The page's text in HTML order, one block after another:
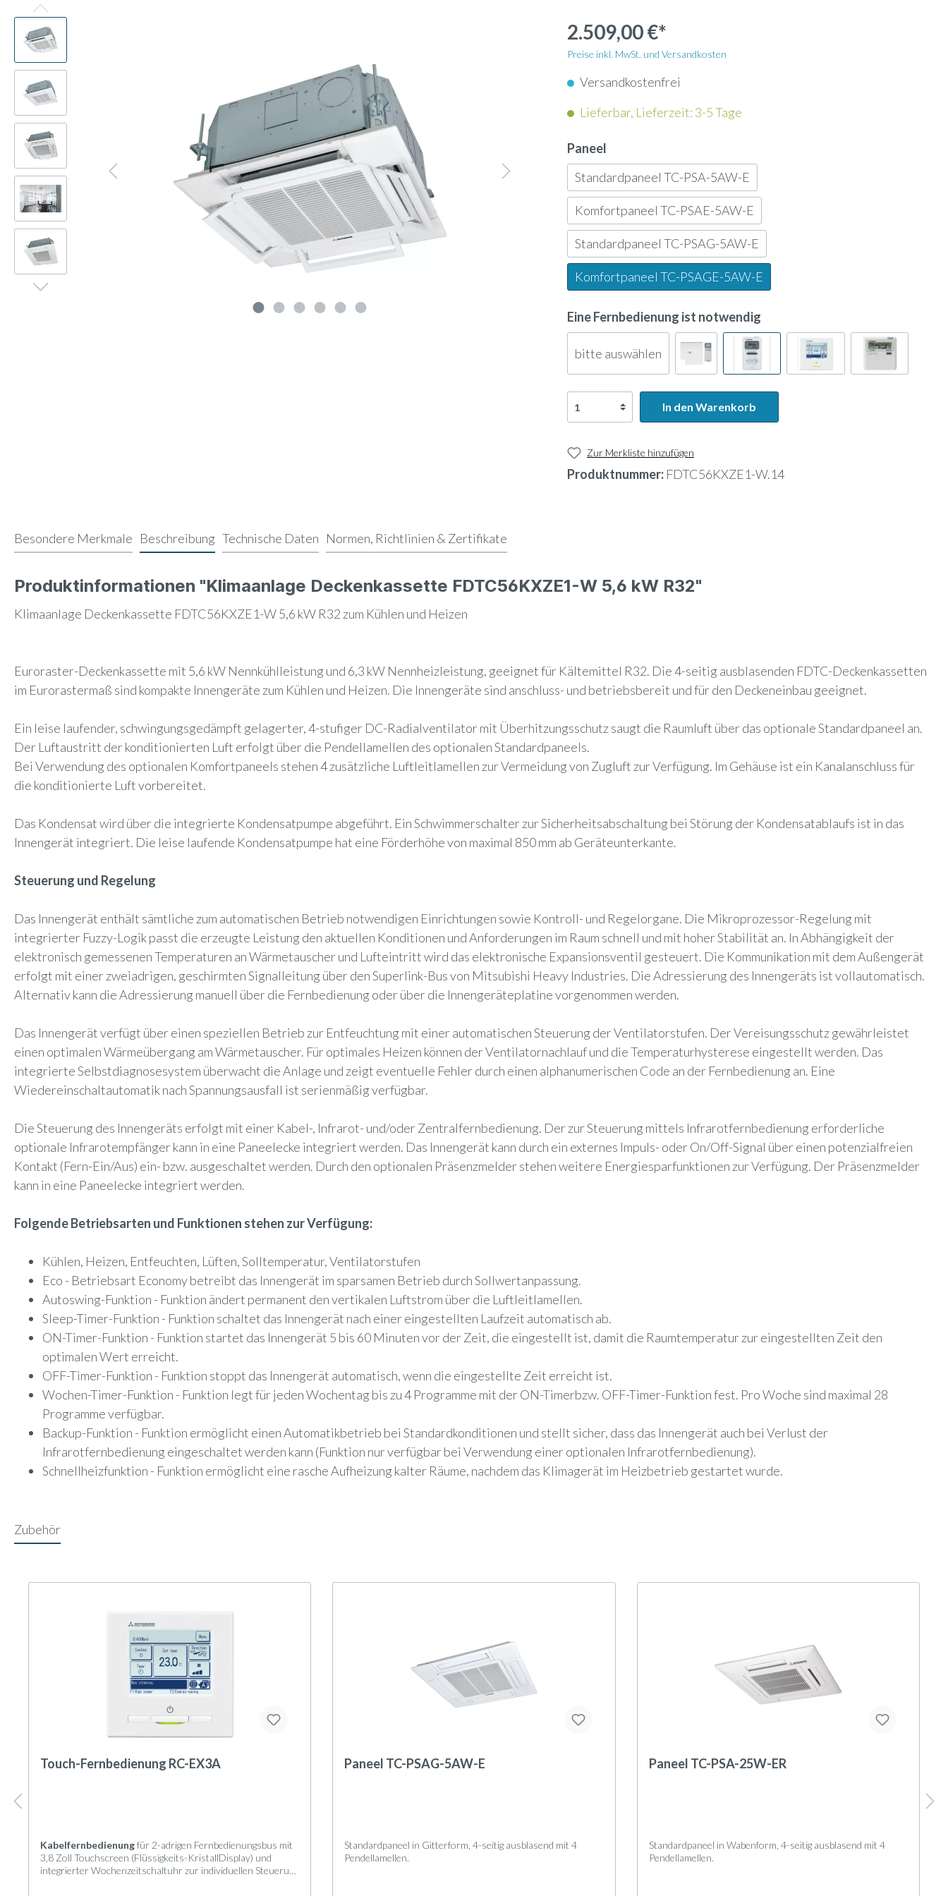
Kanalgeräte
Truhengeräte
Truheneinbaugeräte
Türluftschleier
Tower-Geräte
Wärmetauscher Anschlussmodule
Präsenzmelder
WLAN-Adapter Dampflanze
Frostschutzventil CompTrol Ultraschallbefeuchter
Schlammabscheider Ferritkern
Adapter-Verbinder-Set CO2-Sensor 3-Wege-Ventil Kanalfeuchtefühler
Transformator Modbus-Gateway Umkehrosmose-Drucktank Widerstandsdampfbefeuchter
2.509,00 €*
Preise inkl. MwSt. und Versandkosten
Versandkostenfrei
Lieferbar, Lieferzeit: 3-5 Tage
Paneel
Standardpaneel TC-PSA-5AW-E
Komfortpaneel TC-PSAE-5AW-E
Standardpaneel TC-PSAG-5AW-E
Komfortpaneel TC-PSAGE-5AW-E
Eine Fernbedienung ist notwendig
bitte auswählen
In den Warenkorb
Zur Merkliste hinzufügen
Produktnummer: FDTC56KXZE1-W.14
Besondere Merkmale Beschreibung Technische Daten Normen, Richtlinien & Zertifikate
Produktinformationen "Klimaanlage Deckenkassette FDTC56KXZE1-W 5,6 kW R32"
Klimaanlage Deckenkassette FDTC56KXZE1-W 5,6 kW R32 zum Kühlen und Heizen
Euroraster-Deckenkassette mit 5,6 kW Nennkühlleistung und 6,3 kW Nennheizleistung, geeignet für Kältemittel R32. Die 4-seitig ausblasenden FDTC-Deckenkassetten
im Eurorastermaß sind kompakte Innengeräte zum Kühlen und Heizen. Die Innengeräte sind anschluss- und betriebsbereit und für den Deckeneinbau geeignet.
Ein leise laufender, schwingungsgedämpft gelagerter, 4-stufiger DC-Radialventilator mit Überhitzungsschutz saugt die Raumluft über das optionale Standardpaneel an.
Der Luftaustritt der konditionierten Luft erfolgt über die Pendellamellen des optionalen Standardpaneels.
Bei Verwendung des optionalen Komfortpaneels stehen 4 zusätzliche Luftleitlamellen zur Vermeidung von Zugluft zur Verfügung. Im Gehäuse ist ein Kanalanschluss für
die konditionierte Luft vorbereitet.
Das Kondensat wird über die integrierte Kondensatpumpe abgeführt. Ein Schwimmerschalter zur Sicherheitsabschaltung bei Störung der Kondensatablaufs ist in das
Innengerät integriert. Die leise laufende Kondensatpumpe hat eine Förderhöhe von maximal 850 mm ab Geräteunterkante.
Steuerung und Regelung
Das Innengerät enthält sämtliche zum automatischen Betrieb notwendigen Einrichtungen sowie Kontroll- und Regelorgane. Die Mikroprozessor-Regelung mit
integrierter Fuzzy-Logik passt die erzeugte Leistung den aktuellen Konditionen und Anforderungen im Raum schnell und mit hoher Stabilität an. In Abhängigkeit der
elektronisch gemessenen Temperaturen an Wärmetauscher und Lufteintritt wird das elektronische Expansionsventil gesteuert. Die Kommunikation mit dem Außengerät
erfolgt mit einer zweiadrigen, geschirmten Signalleitung über den Superlink-Bus von Mitsubishi Heavy Industries. Die Adressierung des Innengeräts ist vollautomatisch.
Alternativ kann die Adressierung manuell über die Fernbedienung oder über die Innengeräteplatine vorgenommen werden.
Das Innengerät verfügt über einen speziellen Betrieb zur Entfeuchtung mit einer automatischen Steuerung der Ventilatorstufen. Der Vereisungsschutz gewährleistet
einen optimalen Wärmeübergang am Wärmetauscher. Für optimales Heizen können der Ventilatornachlauf und die Temperaturhysterese eingestellt werden. Das
integrierte Selbstdiagnosesystem überwacht die Anlage und zeigt eventuelle Fehler durch einen alphanumerischen Code an der Fernbedienung an. Eine
Wiedereinschaltautomatik nach Spannungsausfall ist serienmäßig verfügbar.
Die Steuerung des Innengeräts erfolgt mit einer Kabel-, Infrarot- und/oder Zentralfernbedienung. Der zur Steuerung mittels Infrarotfernbedienung erforderliche
optionale Infrarotempfänger kann in eine Paneelecke integriert werden. Das Innengerät kann durch ein externes Impuls- oder On/Off-Signal über einen potenzialfreien
Kontakt (Fern-Ein/Aus) ein- bzw. ausgeschaltet werden. Durch den optionalen Präsenzmelder stehen weitere Energiesparfunktionen zur Verfügung. Der Präsenzmelder
kann in eine Paneelecke integriert werden.
Folgende Betriebsarten und Funktionen stehen zur Verfügung:
Kühlen, Heizen, Entfeuchten, Lüften, Solltemperatur, Ventilatorstufen
Eco - Betriebsart Economy betreibt das Innengerät im sparsamen Betrieb durch Sollwertanpassung.
Autoswing-Funktion - Funktion ändert permanent den vertikalen Luftstrom über die Luftleitlamellen.
Sleep-Timer-Funktion - Funktion schaltet das Innengerät nach einer eingestellten Laufzeit automatisch ab.
ON-Timer-Funktion - Funktion startet das Innengerät 5 bis 60 Minuten vor der Zeit, die eingestellt ist, damit die Raumtemperatur zur eingestellten Zeit den
optimalen Wert erreicht.
OFF-Timer-Funktion - Funktion stoppt das Innengerät automatisch, wenn die eingestellte Zeit erreicht ist.
Wochen-Timer-Funktion - Funktion legt für jeden Wochentag bis zu 4 Programme mit der ON-Timerbzw. OFF-Timer-Funktion fest. Pro Woche sind maximal 28
Programme verfügbar.
Backup-Funktion - Funktion ermöglicht einen Automatikbetrieb bei Standardkonditionen und stellt sicher, dass das Innengerät auch bei Verlust der
Infrarotfernbedienung eingeschaltet werden kann (Funktion nur verfügbar bei Verwendung einer optionalen Infrarotfernbedienung).
Schnellheizfunktion - Funktion ermöglicht eine rasche Aufheizung kalter Räume, nachdem das Klimagerät im Heizbetrieb gestartet wurde.
Zubehör
Touch-Fernbedienung RC-EX3A
Kabelfernbedienungfür 2-adrigen Fernbedienungsbus mit
3,8 Zoll Touchscreen (Flüssigkeits-KristallDisplay) und
integrierter Wochenzeitschaltuhr zur individuellen Steuerung
Paneel TC-PSAG-5AW-E
Standardpaneel in Gitterform, 4-seitig ausblasend mit 4
Pendellamellen.
Paneel TC-PSA-25W-ER
Standardpaneel in Wabenform, 4-seitig ausblasend mit 4
Pendellamellen.